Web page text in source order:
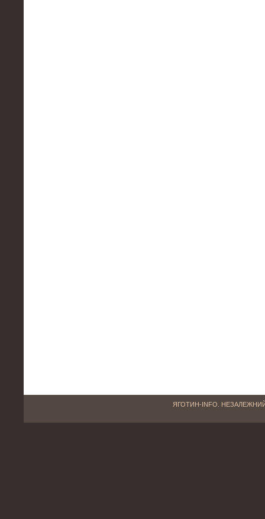
ЯГОТИН-INFO.